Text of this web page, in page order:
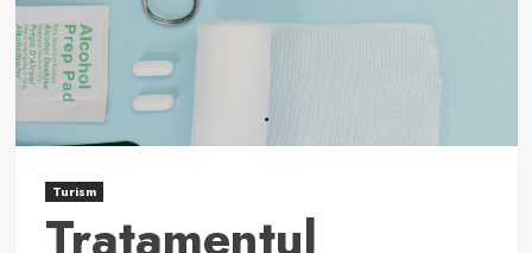
medicină
Turism